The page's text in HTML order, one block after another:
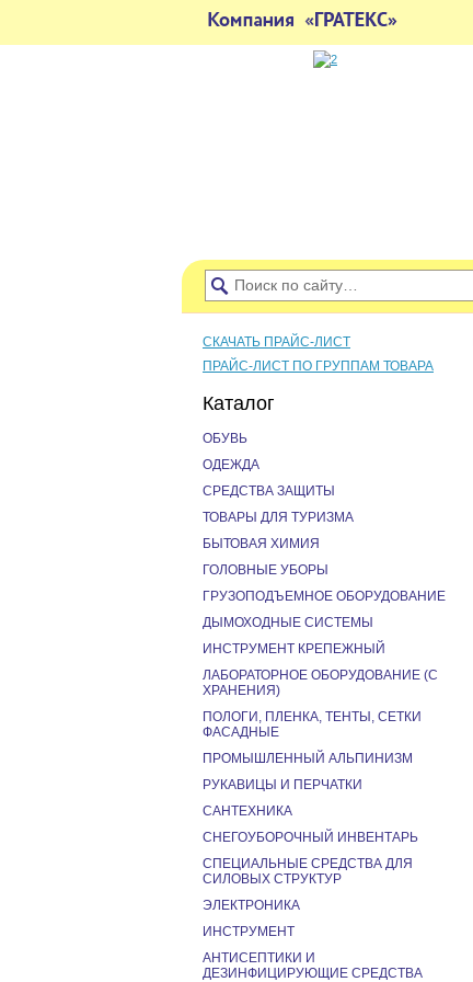
СКАЧАТЬ ПРАЙС-ЛИСТ
ПРАЙС-ЛИСТ ПО ГРУППАМ ТОВАРА
Каталог
ОБУВЬ
ОДЕЖДА
СРЕДСТВА ЗАЩИТЫ
ТОВАРЫ ДЛЯ ТУРИЗМА
БЫТОВАЯ ХИМИЯ
ГОЛОВНЫЕ УБОРЫ
ГРУЗОПОДЪЕМНОЕ ОБОРУДОВАНИЕ
ДЫМОХОДНЫЕ СИСТЕМЫ
ИНСТРУМЕНТ КРЕПЕЖНЫЙ
ЛАБОРАТОРНОЕ ОБОРУДОВАНИЕ (С
ХРАНЕНИЯ)
ПОЛОГИ, ПЛЕНКА, ТЕНТЫ, СЕТКИ
ФАСАДНЫЕ
ПРОМЫШЛЕННЫЙ АЛЬПИНИЗМ
РУКАВИЦЫ И ПЕРЧАТКИ
САНТЕХНИКА
СНЕГОУБОРОЧНЫЙ ИНВЕНТАРЬ
СПЕЦИАЛЬНЫЕ СРЕДСТВА ДЛЯ
СИЛОВЫХ СТРУКТУР
ЭЛЕКТРОНИКА
ИНСТРУМЕНТ
АНТИСЕПТИКИ И
ДЕЗИНФИЦИРУЮЩИЕ СРЕДСТВА